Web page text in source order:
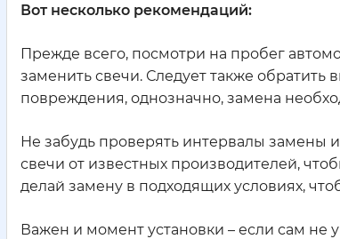
Вот несколько рекомендаций:
Прежде всего, посмотри на пробег
заменить свечи. Следует также
повреждения, однозначно, замена
Не забудь проверять интервалы замены
свечи от известных производителей,
делай замену в подходящих условиях,
Важен и момент установки – если сам не